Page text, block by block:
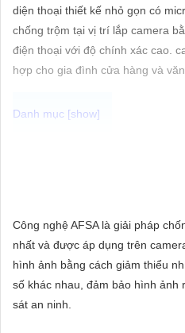
VẤN
LẮP
ĐẶT
PHỤ
TƯ
VỤ
diện thoại thiết kế nhỏ gọn có
chống trộm tại vị trí lắp camera
điện thoại với độ chính xác cao.
hợp cho gia đình cửa hàng và
Camera IP Full Color Công
thị màu sắc sắc nét, camera sẽ
Công nghệ AFSA là giải pháp
nhất và được áp dụng trên
hình ảnh bằng cách giảm thiểu
số khác nhau, đảm bảo hình ảnh
sát an ninh.